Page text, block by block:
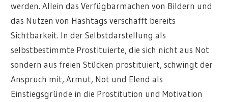
werden. Allein das Verfügbarmachen von Bildern und
das Nutzen von Hashtags verschafft bereits
Sichtbarkeit. In der Selbstdarstellung als
selbstbestimmte Prostituierte, die sich nicht aus Not
sondern aus freien Stücken prostituiert, schwingt der
Anspruch mit, Armut, Not und Elend als
Einstiegsgründe in die Prostitution und Motivation